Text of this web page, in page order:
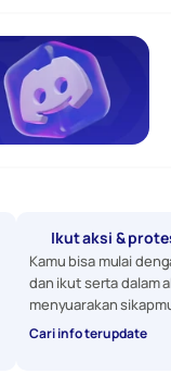
Ikut aksi &
Kamu bisa mulai
dan ikut serta dalam
menyuarakan
Cari info terupdate